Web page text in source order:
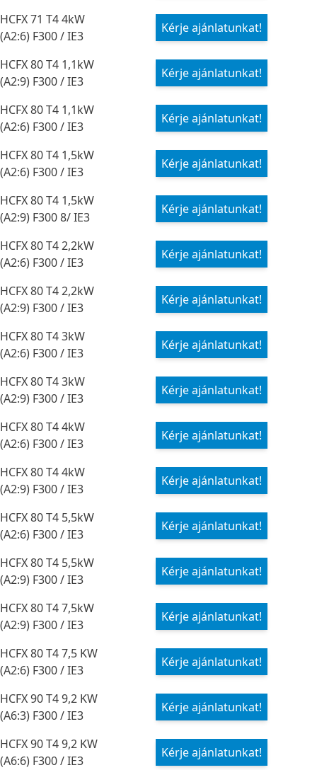
HCFX 71 T4 4kW
(A2:6) F300 / IE3
Kérje ajánlatunkat!
HCFX 80 T4 1,1kW
(A2:9) F300 / IE3
Kérje ajánlatunkat!
HCFX 80 T4 1,1kW
(A2:6) F300 / IE3
Kérje ajánlatunkat!
HCFX 80 T4 1,5kW
(A2:6) F300 / IE3
Kérje ajánlatunkat!
HCFX 80 T4 1,5kW
(A2:9) F300 8/ IE3
Kérje ajánlatunkat!
HCFX 80 T4 2,2kW
(A2:6) F300 / IE3
Kérje ajánlatunkat!
HCFX 80 T4 2,2kW
(A2:9) F300 / IE3
Kérje ajánlatunkat!
HCFX 80 T4 3kW
(A2:6) F300 / IE3
Kérje ajánlatunkat!
HCFX 80 T4 3kW
(A2:9) F300 / IE3
Kérje ajánlatunkat!
HCFX 80 T4 4kW
(A2:6) F300 / IE3
Kérje ajánlatunkat!
HCFX 80 T4 4kW
(A2:9) F300 / IE3
Kérje ajánlatunkat!
HCFX 80 T4 5,5kW
(A2:6) F300 / IE3
Kérje ajánlatunkat!
HCFX 80 T4 5,5kW
(A2:9) F300 / IE3
Kérje ajánlatunkat!
HCFX 80 T4 7,5kW
(A2:9) F300 / IE3
Kérje ajánlatunkat!
HCFX 80 T4 7,5 KW
(A2:6) F300 / IE3
Kérje ajánlatunkat!
HCFX 90 T4 9,2 KW
(A6:3) F300 / IE3
Kérje ajánlatunkat!
HCFX 90 T4 9,2 KW
(A6:6) F300 / IE3
Kérje ajánlatunkat!